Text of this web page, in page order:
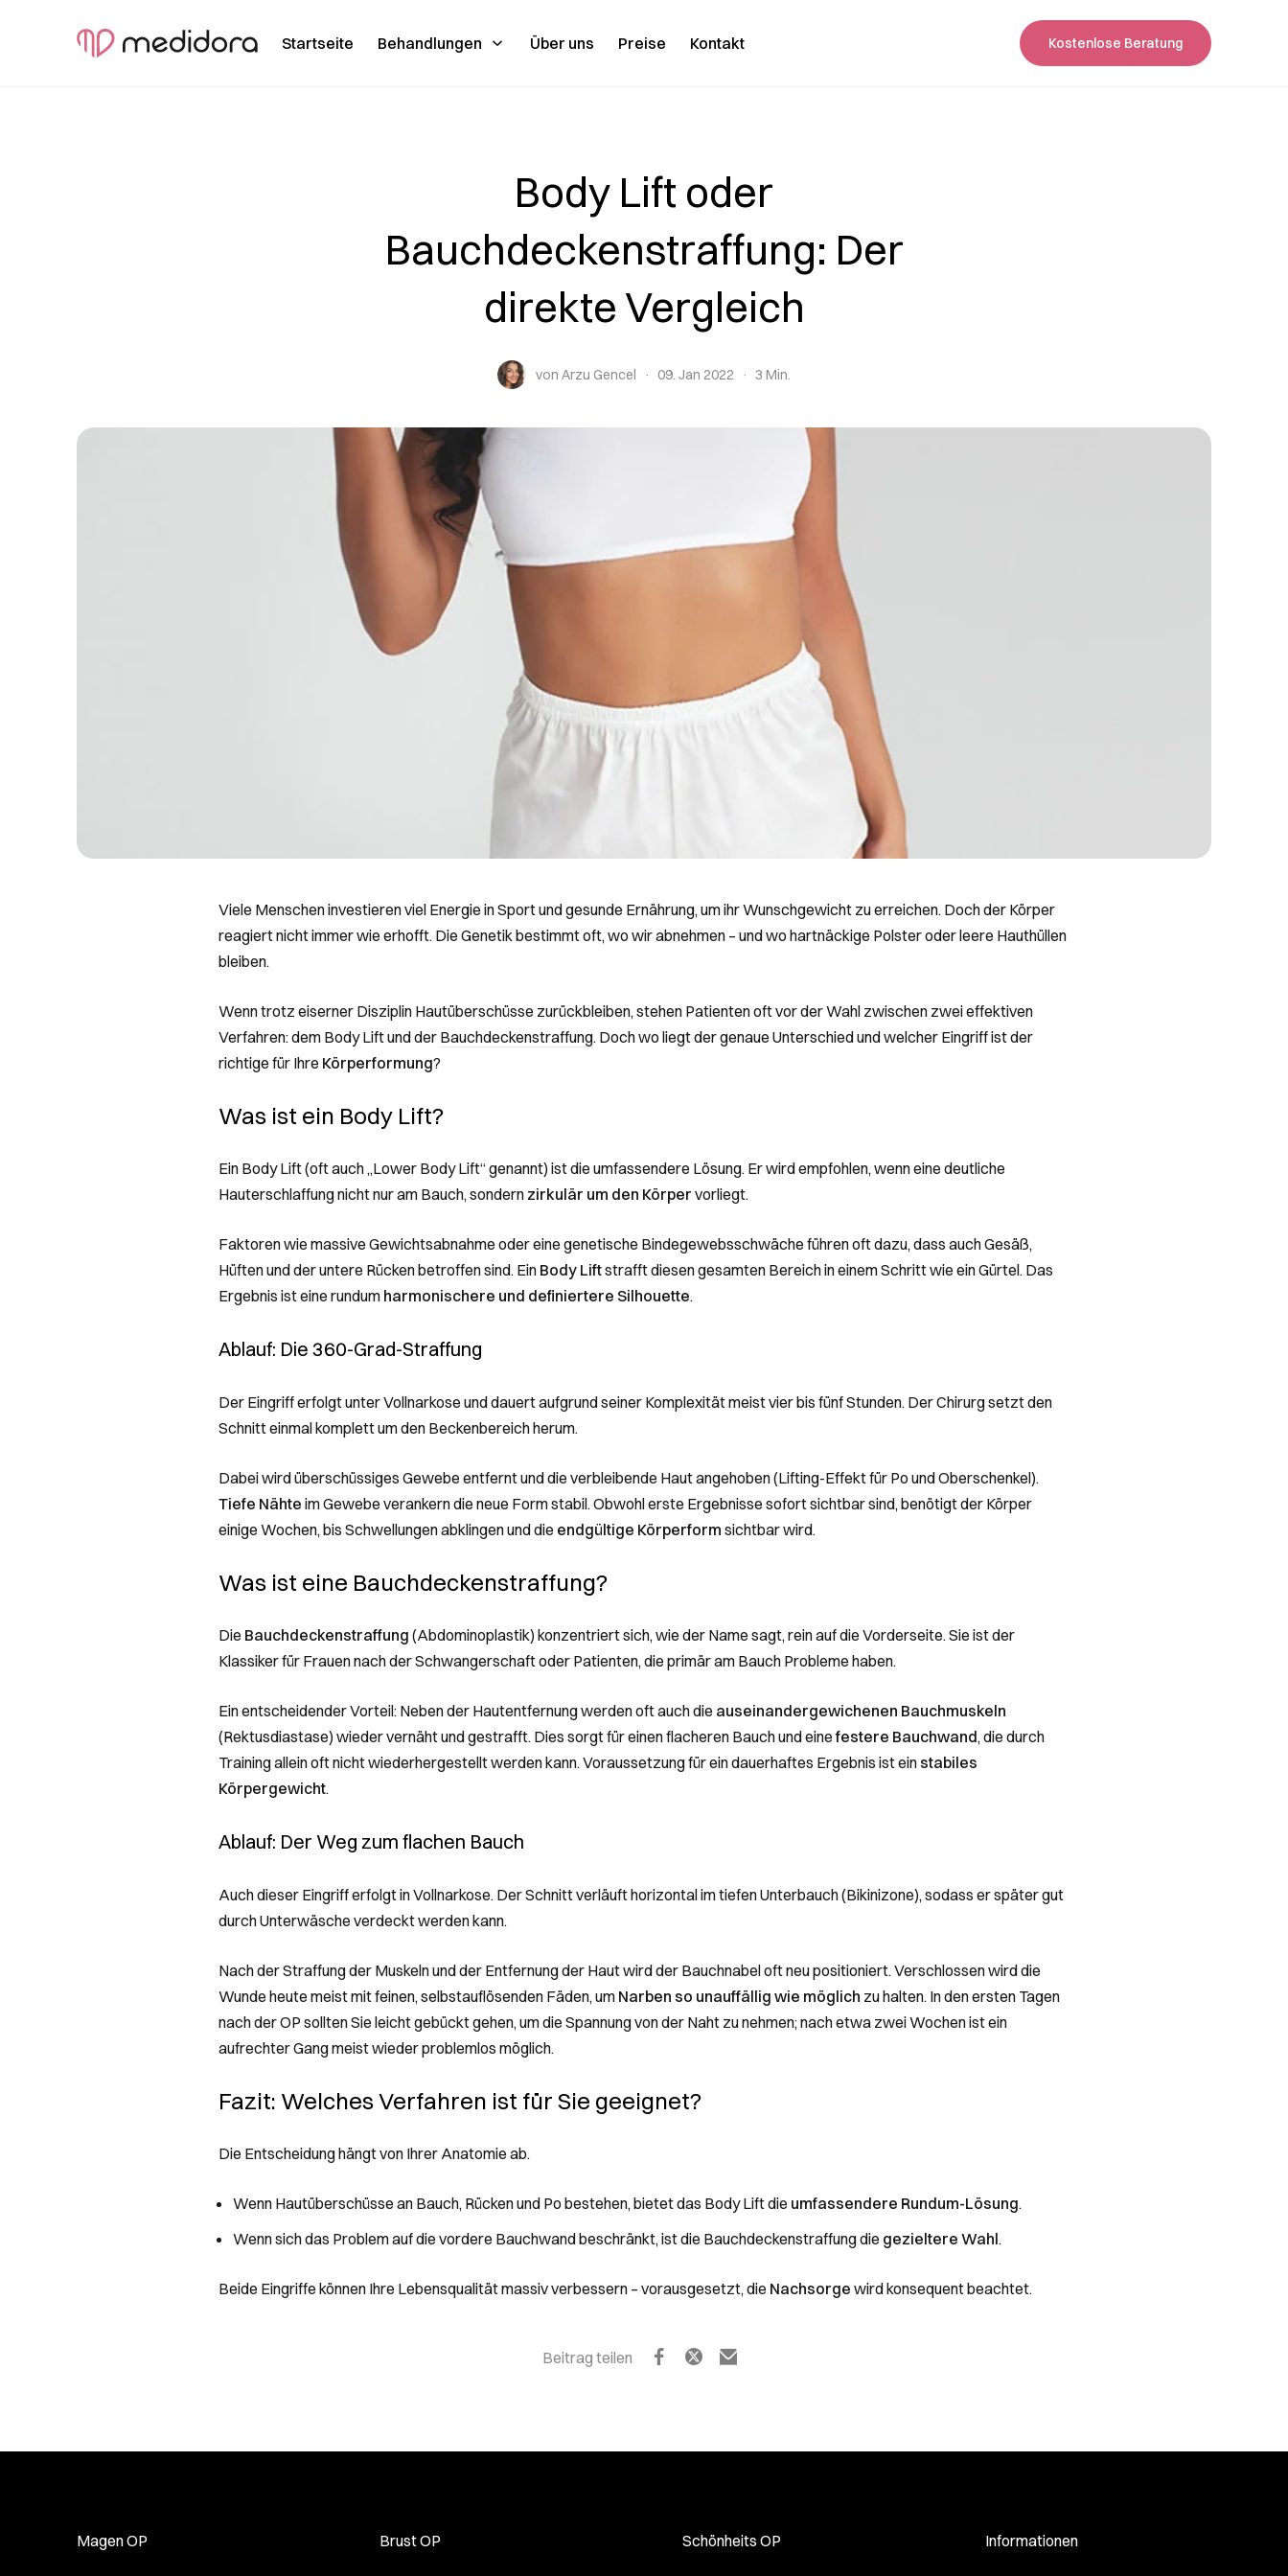
Startseite Behandlungen Über uns Preise Kontakt Kostenlose Beratung
Body Lift oder
Bauchdeckenstraffung: Der
direkte Vergleich
von Arzu Gencel 09. Jan 2022 3 Min.
Viele Menschen investieren viel Energie in Sport und gesunde Ernährung, um ihr Wunschgewicht zu erreichen. Doch der Körper
reagiert nicht immer wie erhofft. Die Genetik bestimmt oft, wo wir abnehmen – und wo hartnäckige Polster oder leere Hauthüllen
bleiben.
Wenn trotz eiserner Disziplin Hautüberschüsse zurückbleiben, stehen Patienten oft vor der Wahl zwischen zwei effektiven
Verfahren: dem Body Lift und der Bauchdeckenstraffung. Doch wo liegt der genaue Unterschied und welcher Eingriff ist der
richtige für Ihre Körperformung?
Was ist ein Body Lift?
Ein Body Lift (oft auch „Lower Body Lift“ genannt) ist die umfassendere Lösung. Er wird empfohlen, wenn eine deutliche
Hauterschlaffung nicht nur am Bauch, sondern zirkulär um den Körper vorliegt.
Faktoren wie massive Gewichtsabnahme oder eine genetische Bindegewebsschwäche führen oft dazu, dass auch Gesäß,
Hüften und der untere Rücken betroffen sind. Ein Body Liftstrafft diesen gesamten Bereich in einem Schritt wie ein Gürtel. Das
Ergebnis ist eine rundum harmonischere und definiertere Silhouette.
Ablauf: Die 360-Grad-Straffung
Der Eingriff erfolgt unter Vollnarkose und dauert aufgrund seiner Komplexität meist vier bis fünf Stunden. Der Chirurg setzt den
Schnitt einmal komplett um den Beckenbereich herum.
Dabei wird überschüssiges Gewebe entfernt und die verbleibende Haut angehoben (Lifting-Effekt für Po und Oberschenkel).
Tiefe Nähte im Gewebe verankern die neue Form stabil. Obwohl erste Ergebnisse sofort sichtbar sind, benötigt der Körper
einige Wochen, bis Schwellungen abklingen und die endgültige Körperform sichtbar wird.
Was ist eine Bauchdeckenstraffung?
Die Bauchdeckenstraffung (Abdominoplastik) konzentriert sich, wie der Name sagt, rein auf die Vorderseite. Sie ist der
Klassiker für Frauen nach der Schwangerschaft oder Patienten, die primär am Bauch Probleme haben.
Ein entscheidender Vorteil: Neben der Hautentfernung werden oft auch die auseinandergewichenen Bauchmuskeln
(Rektusdiastase) wieder vernäht und gestrafft. Dies sorgt für einen flacheren Bauch und einefestere Bauchwand, die durch
Training allein oft nicht wiederhergestellt werden kann. Voraussetzung für ein dauerhaftes Ergebnis ist ein stabiles
Körpergewicht.
Ablauf: Der Weg zum flachen Bauch
Auch dieser Eingriff erfolgt in Vollnarkose. Der Schnitt verläuft horizontal im tiefen Unterbauch (Bikinizone), sodass er später gut
durch Unterwäsche verdeckt werden kann.
Nach der Straffung der Muskeln und der Entfernung der Haut wird der Bauchnabel oft neu positioniert. Verschlossen wird die
Wunde heute meist mit feinen, selbstauflösenden Fäden, um Narben so unauffällig wie möglich zu halten. In den ersten Tagen
nach der OP sollten Sie leicht gebückt gehen, um die Spannung von der Naht zu nehmen; nach etwa zwei Wochen ist ein
aufrechter Gang meist wieder problemlos möglich.
Fazit: Welches Verfahren ist für Sie geeignet?
Die Entscheidung hängt von Ihrer Anatomie ab.
Wenn Hautüberschüsse an Bauch, Rücken und Po bestehen, bietet das Body Lift die umfassendere Rundum-Lösung.
Wenn sich das Problem auf die vordere Bauchwand beschränkt, ist die Bauchdeckenstraffung die gezieltere Wahl.
Beide Eingriffe können Ihre Lebensqualität massiv verbessern – vorausgesetzt, die Nachsorge wird konsequent beachtet.
Beitrag teilen
Magen OP Brust OP Schönheits OP Informationen